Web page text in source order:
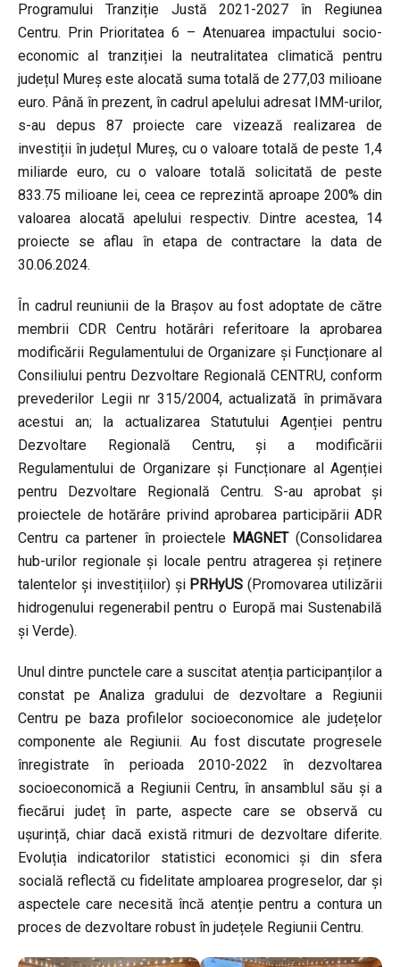
Programului Tranziție Justă 2021-2027 în Regiunea
Centru. Prin Prioritatea 6 – Atenuarea impactului socio-
economic al tranziției la neutralitatea climatică pentru
județul Mureș este alocată suma totală de 277,03 milioane
euro. Până în prezent, în cadrul apelului adresat IMM-urilor,
s-au depus 87 proiecte care vizează realizarea de
investiții în județul Mureș, cu o valoare totală de peste 1,4
miliarde euro, cu o valoare totală solicitată de peste
833.75 milioane lei, ceea ce reprezintă aproape 200% din
valoarea alocată apelului respectiv. Dintre acestea, 14
proiecte se aflau în etapa de contractare la data de
30.06.2024.
În cadrul reuniunii de la Brașov au fost adoptate de către
membrii CDR Centru hotărâri referitoare la aprobarea
modificării Regulamentului de Organizare și Funcționare al
Consiliului pentru Dezvoltare Regională CENTRU, conform
prevederilor Legii nr 315/2004, actualizată în primăvara
acestui an; la actualizarea Statutului Agenției pentru
Dezvoltare Regională Centru, și a modificării
Regulamentului de Organizare și Funcționare al Agenției
pentru Dezvoltare Regională Centru. S-au aprobat și
proiectele de hotărâre privind aprobarea participării ADR
Centru ca partener în proiecteleMAGNET(Consolidarea
hub-urilor regionale și locale pentru atragerea și reținere
talentelor și investițiilor) și PRHyUS (Promovarea utilizării
hidrogenului regenerabil pentru o Europă mai Sustenabilă
și Verde).
Unul dintre punctele care a suscitat atenția participanților a
constat pe Analiza gradului de dezvoltare a Regiunii
Centru pe baza profilelor socioeconomice ale județelor
componente ale Regiunii. Au fost discutate progresele
înregistrate în perioada 2010-2022 în dezvoltarea
socioeconomică a Regiunii Centru, în ansamblul său și a
fiecărui județ în parte, aspecte care se observă cu
ușurință, chiar dacă există ritmuri de dezvoltare diferite.
Evoluția indicatorilor statistici economici și din sfera
socială reflectă cu fidelitate amploarea progreselor, dar și
aspectele care necesită încă atenție pentru a contura un
proces de dezvoltare robust în județele Regiunii Centru.